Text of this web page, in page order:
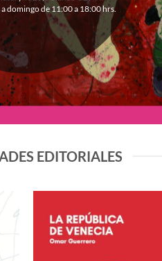
domingo de 11:00 a 18:00 hrs.
EDITORIALES